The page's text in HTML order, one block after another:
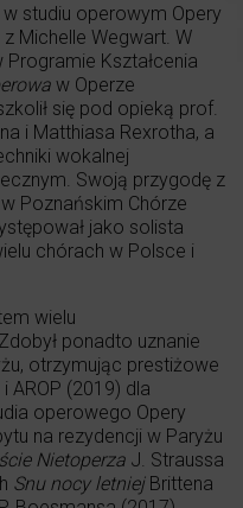
w studiu operowym Opery
Michelle Wegwart. W
Kształcenia
w Operze
się pod opieką prof.
i Matthiasa Rexrotha, a
wokalnej
Swoją przygodę z
Poznańskim Chórze
jako solista
chórach w Polsce i
wielu
ponadto uznanie
otrzymując prestiżowe
AROP (2019) dla
operowego Opery
na rezydencji w Paryżu
Nietoperza J. Straussa
Snu nocy letniejBrittena